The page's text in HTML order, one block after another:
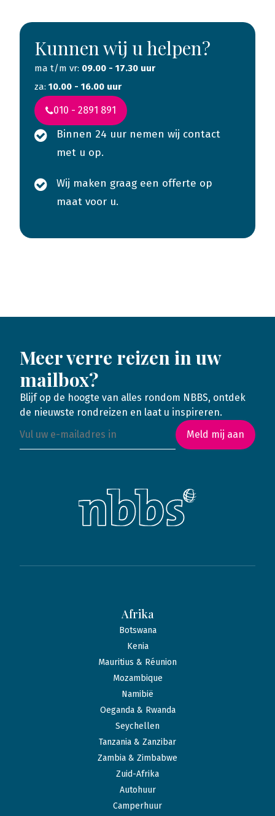
Kunnen wij u helpen?
ma t/m vr: 09.00 - 17.30 uur
za: 10.00 - 16.00 uur
010 - 2891 891
Binnen 24 uur nemen wij contact
met u op.
Wij maken graag een offerte op
maat voor u.
Meer verre reizen in uw
mailbox?
Blijf op de hoogte van alles rondom NBBS, ontdek
de nieuwste rondreizen en laat u inspireren.
Meld mij aan
Afrika
Botswana
Kenia
Mauritius & Réunion
Mozambique
Namibië
Oeganda & Rwanda
Seychellen
Tanzania & Zanzibar
Zambia & Zimbabwe
Zuid-Afrika
Autohuur
Camperhuur